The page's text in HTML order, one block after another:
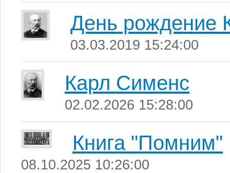
День рождение
03.03.2019 15:24:00
Карл Сименс
02.02.2026 15:28:00
Книга "Помним"
08.10.2025 10:26:00